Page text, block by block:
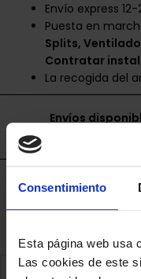
Consentimiento
Esta página web usa
Las cookies de este
Envío express
Puesta en
Splits,
Contratar
La recogida del
Envíos
Financia a
+ info